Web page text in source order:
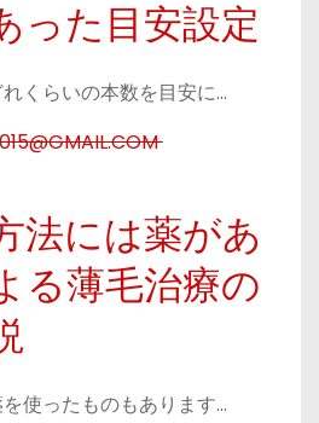
った目安設定
くらいの本数を目安に…
法には薬があ
る薄毛治療の
使ったものもあります…